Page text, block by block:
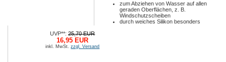
zum Abziehen von Wasser auf allen
geraden Oberflächen, z. B.
Windschutzscheiben
durch weiches Silikon besonders
UVP**:25,70 EUR
16,95 EUR
inkl. MwSt.zzgl. Versand